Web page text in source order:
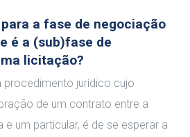
a fase de negociação
é a (sub)fase de
licitação?
procedimento jurídico cujo
de um contrato entre a
e um particular, é de se esperar a